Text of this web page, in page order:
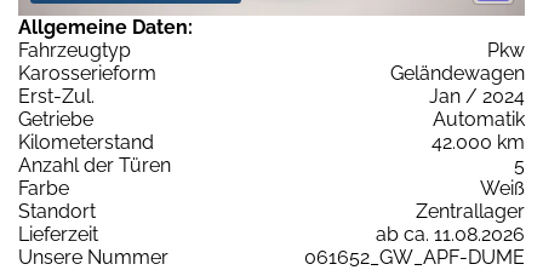
Allgemeine Daten:
Fahrzeugtyp
Pkw
Karosserieform
Geländewagen
Erst-Zul.
Jan / 2024
Getriebe
Automatik
Kilometerstand
42.000 km
Anzahl der Türen
5
Farbe
Weiß
Standort
Zentrallager
Lieferzeit
ab ca. 11.08.2026
Unsere Nummer
061652_GW_APF-DUME